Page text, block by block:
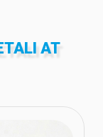
AT